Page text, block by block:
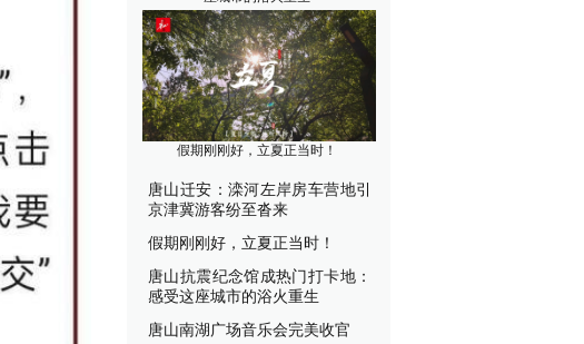
假期刚刚好，立夏正当时！
唐山迁安：滦河左岸房车营地引
京津冀游客纷至沓来
假期刚刚好，立夏正当时！
唐山抗震纪念馆成热门打卡地：
感受这座城市的浴火重生
唐山南湖广场音乐会完美收官